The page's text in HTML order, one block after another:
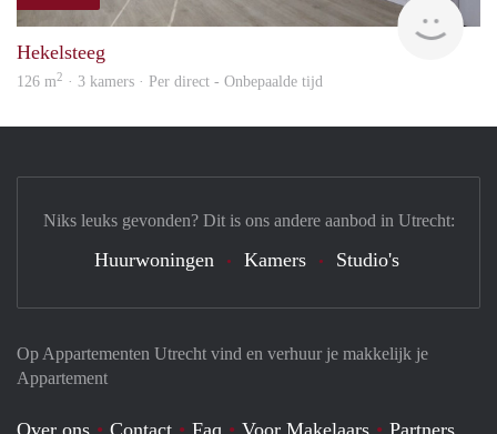
Hekelsteeg
126 m2 · 3 kamers · Per direct - Onbepaalde tijd
Op Appartementen Utrecht vind en verhuur je makkelijk je
Appartement
Over ons Contact Faq Voor Makelaars Partners
Niks leuks gevonden? Dit is ons andere aanbod in Utrecht:
Huurwoningen Kamers Studio's